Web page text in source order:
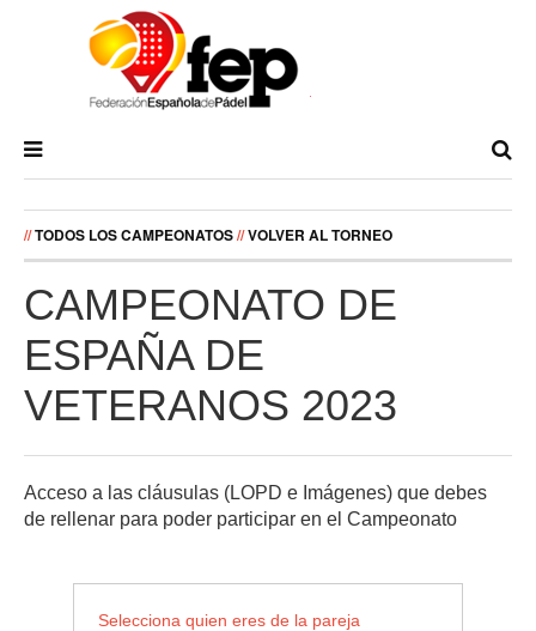
//TODOS LOS CAMPEONATOS//VOLVER AL TORNEO
CAMPEONATO DE
ESPAÑA DE
VETERANOS 2023
Acceso a las cláusulas (LOPD e Imágenes) que debes
de rellenar para poder participar en el Campeonato
Selecciona quien eres de la pareja